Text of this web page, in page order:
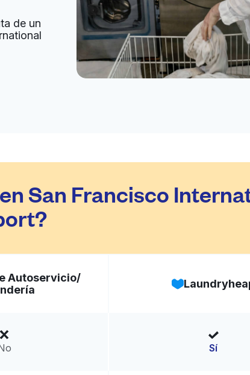
de un
San Francisco
Autoservicio/
Sí